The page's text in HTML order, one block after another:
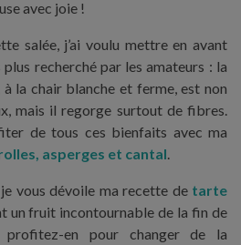
avec joie !
salée, j’ai voulu mettre en avant
plus recherché par les amateurs : la
la chair blanche et ferme, est non
mais il regorge surtout de fibres.
de tous ces bienfaits avec ma
asperges et cantal.
vous dévoile ma recette de tarte
un fruit incontournable de la fin de
en pour changer de la